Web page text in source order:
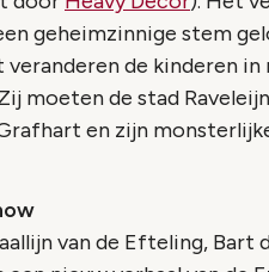
geheimzinnige stem
de kinderen
moeten de stad
en zijn
van de Efteling,